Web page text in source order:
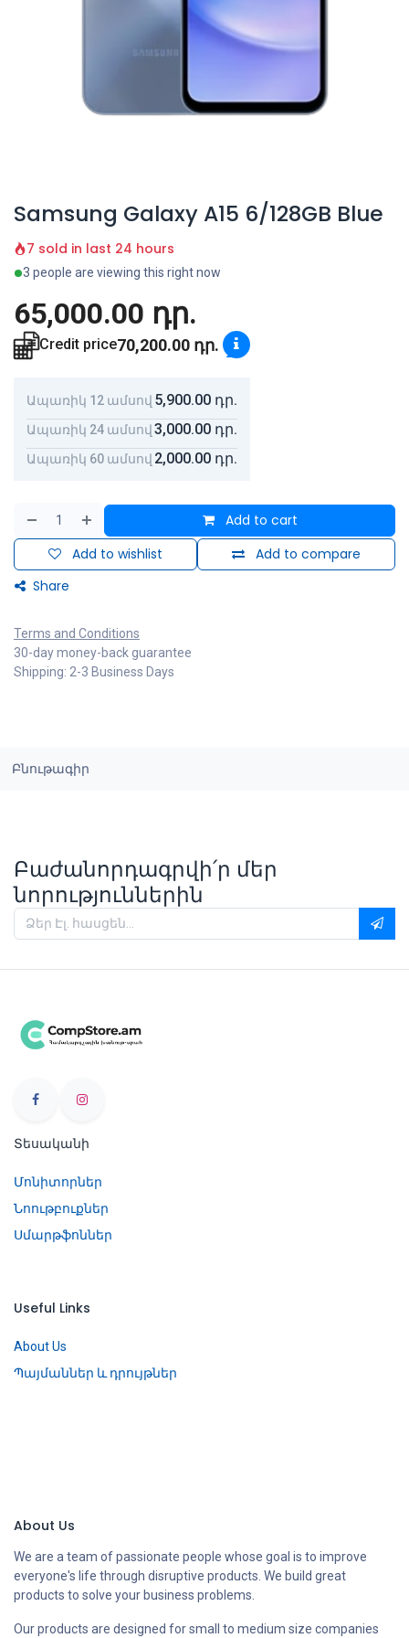
Samsung Galaxy A15 6/128GB Blue
7 sold in last 24 hours
3 people are viewing this right now
65,000.00 դր.
Credit price70,200.00 դր.
Ապառիկ 12 ամսով 5,900.00 դր.
Ապառիկ 24 ամսով 3,000.00 դր.
Ապառիկ 60 ամսով 2,000.00 դր.
Add to cart
Add to compare
Add to wishlist
Share
Terms and Conditions
30-day money-back guarantee
Shipping: 2-3 Business Days
Բնութագիր
Բաժանորդագրվի՛ր մեր
նորություններին
Տեսականի
Մոնիտորներ
Նոութբուքներ
Սմարթֆոններ
Useful Links
About Us
Պայմաններ և դրույթներ
About Us
We are a team of passionate people whose goal is to improve
everyone's life through disruptive products. We build great
products to solve your business problems.
Our products are designed for small to medium size companies